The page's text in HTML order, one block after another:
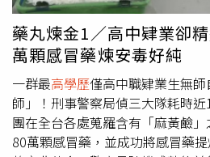
計局（PSA）數據，今年1月通膨
7.2%，5月雖回落至6.8%，但仍
燃料價格高漲已成為民眾最直接
調重挫的重要背景因素。調查顯示
政府不滿情緒明顯升高，支持度出
3月24日至31日進行，以面對面
人，誤差範圍為正負3個百分點。
劾案持續延燒，外界普遍關注她
整理自己，經常超過半小時才出來
會仔細挑選耳環搭配服裝，戴上
作。這些生活習慣讓雇主愈發覺
當不錯，因此將這段經歷分享到網
引大量網友留言討論。有人認為，
個耐人尋味的細節，因為品質不
炎，長期維持這項習慣，某種程
求。還有網友分享，自家曾聘請
藥丸煉金1／高中肄業卻
萬顆感冒藥煉安毒好純
一群最高學歷僅高中職肄業生無
師」！刑事警察局偵三大隊耗時
團在全台各處蒐羅含有「麻黃鹼
80萬顆感冒藥，並成功將感冒藥